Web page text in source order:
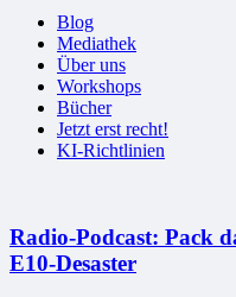
Blog
Mediathek
Über uns
Workshops
Bücher
Jetzt erst recht!
KI-Richtlinien
Radio-Podcast: Pack
E10-Desaster